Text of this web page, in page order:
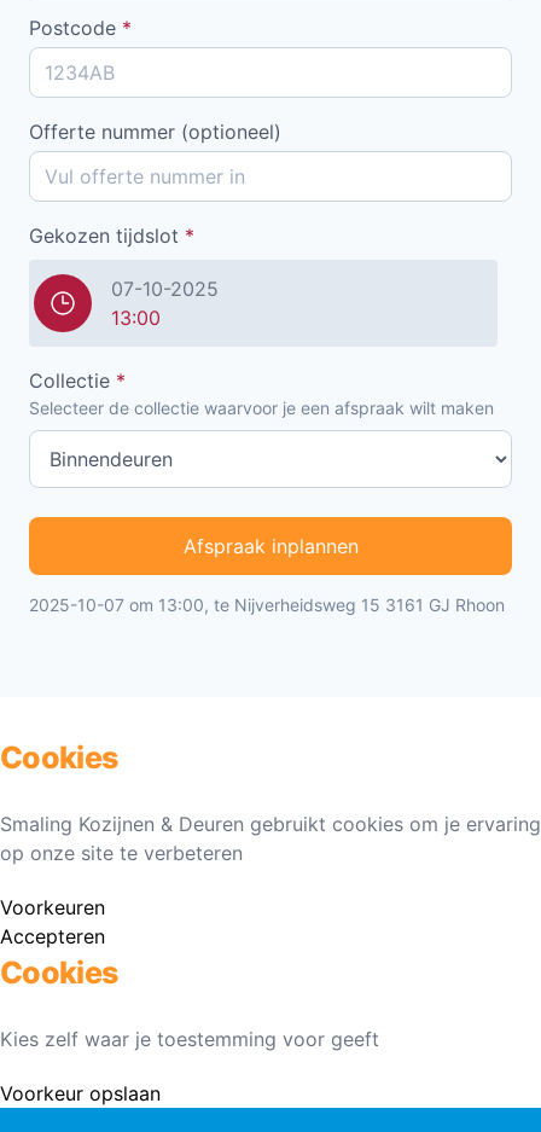
Postcode *
Offerte nummer (optioneel)
Gekozen tijdslot *
07-10-2025
13:00
Collectie *
Selecteer de collectie waarvoor je een afspraak wilt maken
Afspraak inplannen
2025-10-07 om 13:00, te Nijverheidsweg 15 3161 GJ Rhoon
Cookies
Smaling Kozijnen & Deuren gebruikt cookies om je ervaring
op onze site te verbeteren
Voorkeuren
Accepteren
Cookies
Kies zelf waar je toestemming voor geeft
Voorkeur opslaan